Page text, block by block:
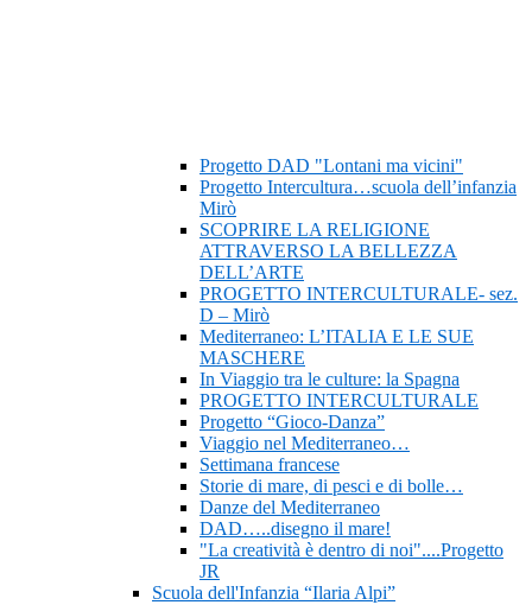
Progetto DAD "Lontani ma vicini"
Progetto Intercultura…scuola dell’infanzia
Mirò
SCOPRIRE LA RELIGIONE
ATTRAVERSO LA BELLEZZA
DELL’ARTE
PROGETTO INTERCULTURALE- sez.
D – Mirò
Mediterraneo: L’ITALIA E LE SUE
MASCHERE
In Viaggio tra le culture: la Spagna
PROGETTO INTERCULTURALE
Progetto “Gioco-Danza”
Viaggio nel Mediterraneo…
Settimana francese
Storie di mare, di pesci e di bolle…
Danze del Mediterraneo
DAD…..disegno il mare!
"La creatività è dentro di noi"....Progetto
JR
Scuola dell'Infanzia “Ilaria Alpi”